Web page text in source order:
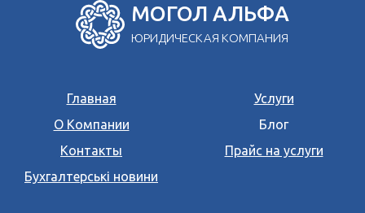
МОГОЛ АЛЬФА
ЮРИДИЧЕСКАЯ КОМПАНИЯ
Главная
Услуги
О Компании
Блог
Контакты
Прайс на услуги
Бухгалтерські новини